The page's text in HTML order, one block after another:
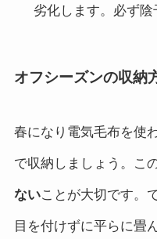
劣化します。必ず陰
オフシーズンの収納
春になり電気毛布を使
で収納しましょう。この
ないことが大切です。
目を付けずに平らに畳